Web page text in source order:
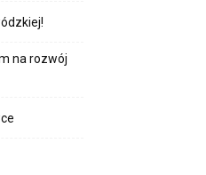
na rozwój